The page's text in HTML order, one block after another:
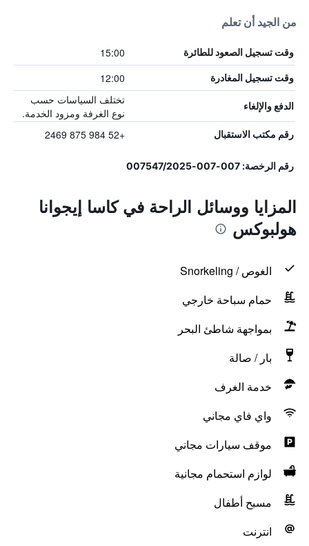
من الجيد أن تعلم
وقت تسجيل الصعود للطائرة 15:00
وقت تسجيل المغادرة 12:00
الدفع والإلغاء
تختلف السياسات حسب
نوع الغرفة ومزود الخدمة.
رقم مكتب الاستقبال +52 984 875 2469
رقم الرخصة: 007-007-007547/2025
المزايا ووسائل الراحة في كاسا إيجوانا
هولبوكس
الغوص / Snorkeling
حمام سباحة خارجي
بمواجهة شاطئ البحر
بار / صالة
خدمة الغرف
واي فاي مجاني
موقف سيارات مجاني
لوازم استحمام مجانية
مسبح أطفال
انترنت